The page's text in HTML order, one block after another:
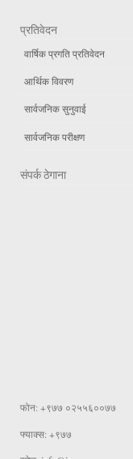
प्रतिवेदन
वार्षिक प्रगति प्रतिवेदन
आर्थिक विवरण
सार्वजनिक सुनुवाई
सार्वजनिक परीक्षण
संपर्क ठेगाना
फोन: +९७७ ०२५५६००७७
फ्याक्स: +९७७